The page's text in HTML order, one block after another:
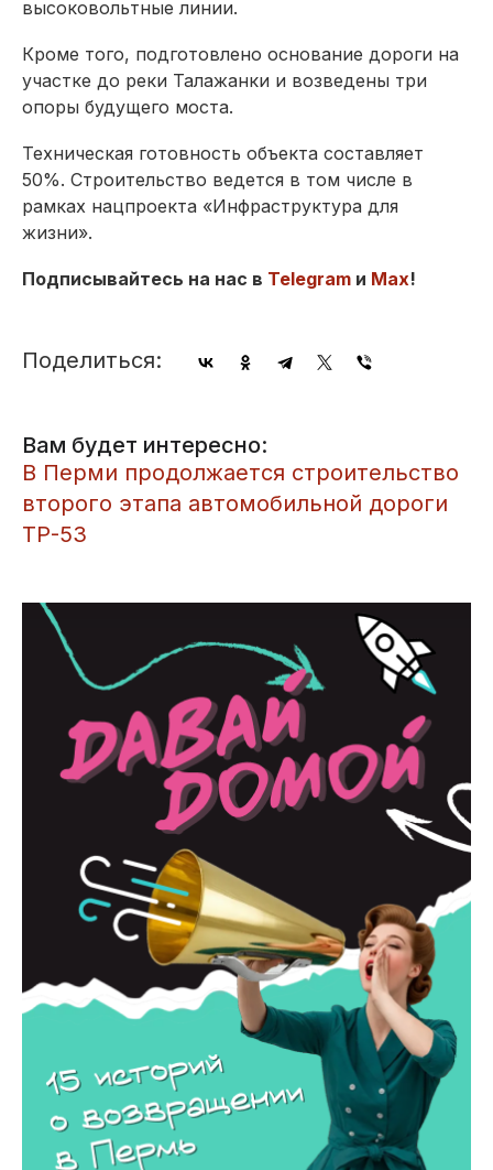
высоковольтные линии.
Кроме того, подготовлено основание дороги на
участке до реки Талажанки и возведены три
опоры будущего моста.
Техническая готовность объекта составляет
50%. Строительство ведется в том числе в
рамках нацпроекта «Инфраструктура для
жизни».
Подписывайтесь на нас в Telegram и Max!
Поделиться:
Вам будет интересно:
​В Перми продолжается строительство
второго этапа автомобильной дороги
ТР-53